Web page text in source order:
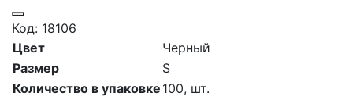
Код: 18106
Цвет
Черный
Размер
S
Количество в упаковке 100, шт.